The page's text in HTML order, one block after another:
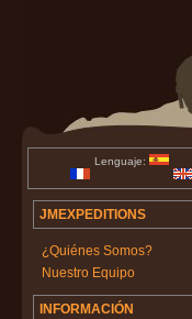
Lenguaje:
JMEXPEDITIONS
¿Quiénes Somos?
Nuestro Equipo
INFORMACIÓN